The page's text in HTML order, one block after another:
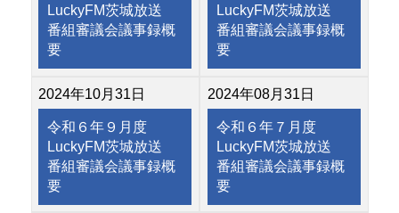
LuckyFM茨城放送
番組審議会議事録概
要
LuckyFM茨城放送
番組審議会議事録概
要
2024年10月31日
令和６年９月度
LuckyFM茨城放送
番組審議会議事録概
要
2024年08月31日
令和６年７月度
LuckyFM茨城放送
番組審議会議事録概
要